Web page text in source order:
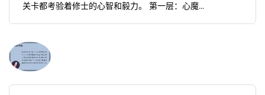
关卡都考验着修士的心智和毅力。 第一层：心魔...